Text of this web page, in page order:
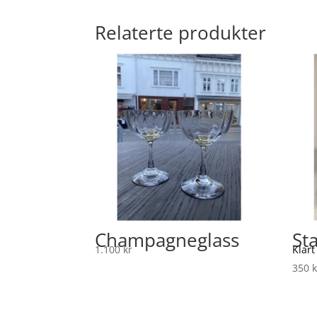
Relaterte produkter
Champagneglass
1.100kr
Klart
350